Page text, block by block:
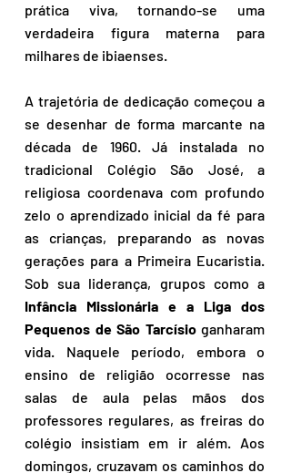
prática viva, tornando-se uma
verdadeira figura materna para
milhares de ibiaenses.
A trajetória de dedicação começou a
se desenhar de forma marcante na
década de 1960. Já instalada no
tradicional Colégio São José, a
religiosa coordenava com profundo
zelo o aprendizado inicial da fé para
as crianças, preparando as novas
gerações para a Primeira Eucaristia.
Infância Missionária e a Liga dos
Pequenos de São Tarcísio ganharam
vida. Naquele período, embora o
ensino de religião ocorresse nas
salas de aula pelas mãos dos
professores regulares, as freiras do
colégio insistiam em ir além. Aos
domingos, cruzavam os caminhos do